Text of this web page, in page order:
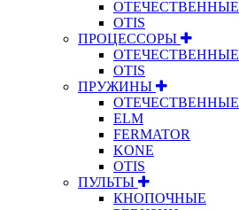
ОТЕЧЕСТВЕННЫЕ
OTIS
ПРОЦЕССОРЫ
ОТЕЧЕСТВЕННЫЕ
OTIS
ПРУЖИНЫ
ОТЕЧЕСТВЕННЫЕ
ELM
FERMATOR
KONE
OTIS
ПУЛЬТЫ
КНОПОЧНЫЕ